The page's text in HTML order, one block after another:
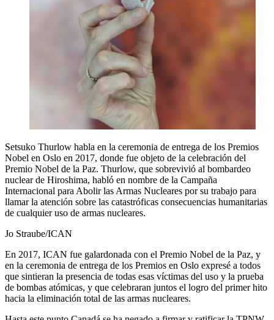
Setsuko Thurlow habla en la ceremonia de entrega de los Premios
Nobel en Oslo en 2017, donde fue objeto de la celebración del
Premio Nobel de la Paz. Thurlow, que sobrevivió al bombardeo
nuclear de Hiroshima, habló en nombre de la Campaña
Internacional para Abolir las Armas Nucleares por su trabajo para
llamar la atención sobre las catastróficas consecuencias humanitarias
de cualquier uso de armas nucleares.
Jo Straube/ICAN
En 2017, ICAN fue galardonada con el Premio Nobel de la Paz, y
en la ceremonia de entrega de los Premios en Oslo expresé a todos
que sintieran la presencia de todas esas víctimas del uso y la prueba
de bombas atómicas, y que celebraran juntos el logro del primer hito
hacia la eliminación total de las armas nucleares.